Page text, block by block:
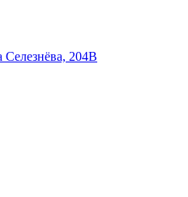
Селезнёва, 204В